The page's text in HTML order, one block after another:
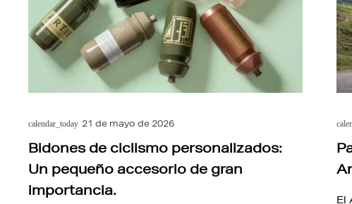
calendar_today 21 de mayo de 2026
Bidones de ciclismo personalizados:
Un pequeño accesorio de gran
importancia.
El